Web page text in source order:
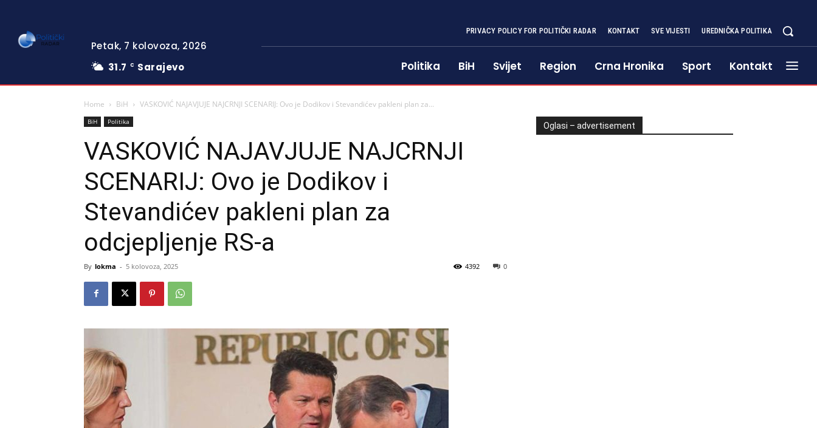
Petak, 7 kolovoza, 2026
31.7
C Sarajevo
PRIVACY POLICY FOR POLITIČKI RADAR KONTAKT SVE VIJESTI UREDNIČKA POLITIKA
Politika BiH Svijet Region Crna Hronika Sport Kontakt
Home BiH VASKOVIĆ NAJAVJUJE NAJCRNJI SCENARIJ: Ovo je Dodikov i Stevandićev pakleni plan za...
BiH Politika
VASKOVIĆ NAJAVJUJE NAJCRNJI
SCENARIJ: Ovo je Dodikov i
Stevandićev pakleni plan za
odcjepljenje RS-a
By lokma - 5 kolovoza, 2025 0
4392
Oglasi – advertisement